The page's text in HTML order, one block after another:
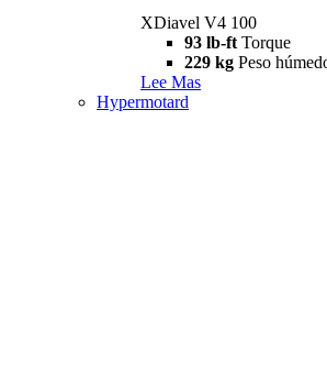
XDiavel V4 100
93 lb-ft Torque
229 kg Peso
Lee Mas
Hypermotard